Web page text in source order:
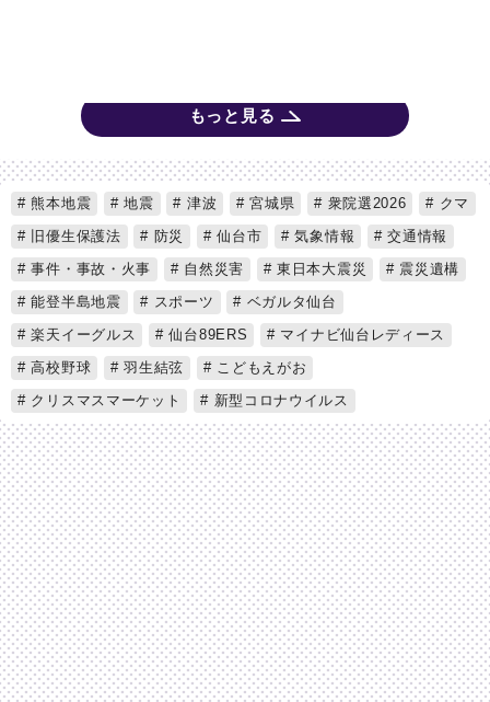
もっと見る
熊本地震 地震 津波 宮城県 衆院選2026
クマ
旧優生保護法
防災 仙台市 気象情報
交通情報
事件・事故・火事
自然災害 東日本大震災
震災遺構
能登半島地震
スポーツ
ベガルタ仙台
楽天イーグルス
仙台89ERS
マイナビ仙台レディース
高校野球
羽生結弦
こどもえがお
クリスマスマーケット
新型コロナウイルス